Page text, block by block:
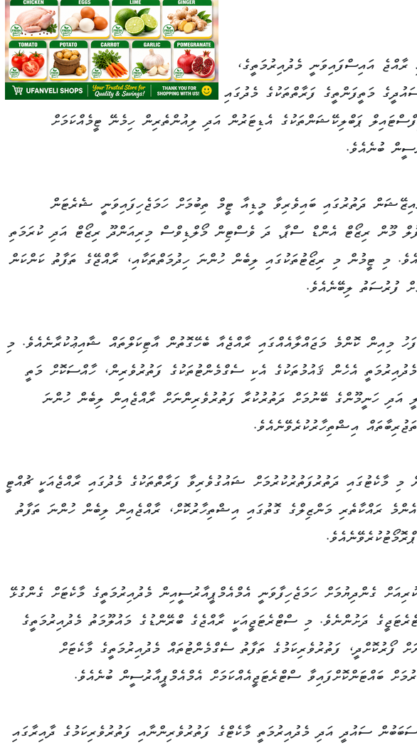
ރާއްޖެ އައިސްފައިވަނީ މެދުއިރުމަތީގެ،
މަތީފަންތީގެ ފަރާތްތަކުގެ މެދުގައި
ޕަބްލިކޭޝަންތަކުގެ އެޑިޓަރުން އަދި ލިއުންތެރިން ހިމެނޭ ޓީމެއްކަމަށް
ބުނެއެވެ.
ދަތުރުގައި ބައިވެރިވާ މީޑިއާ ޓީމް ތިބުމަށް ހަމަޖެހިފައިވަނީ ޝެރެޓަން
މޫން ރިޒޯޓް އެންޑް ސްޕާ, ދަ ވެސްޓިން މޯލްޑިވްސް މިރިއަންދޫ ރިޒޯޓް އަދި ކުރަމަތި
މި ޓީމުން މި ރިޒޯޓުތަކުގައި ލިބެން ހުންނަ ހިދުމަތްތަކާއި، ރާއްޖޭގެ ތަފާތު ކަންކަން
ފުރުސަތު ލިބޭނެއެވެ.
މިއިން ކޮންމެ މަޖައްލާއެއްގައި ރާއްޖެއާ ބެހޭގޮތުން އާޓިކަލްތައް ޝާއިޢުކުރާނެއެވެ. މި
އެހެން ޤައުމުތަކުގެ އެކި ސެގްމެންޓުތަކުގެ ފަތުރުވެރިން، ހާއްސަކޮށް މަތީ
އަދި ހަނީމޫންގެ ބޭނުމަށް ދަތުރުކުރާ ފަތުރުވެރިންނަށް ރާއްޖެއިން ލިބެން ހުންނަ
އިޝްތިހާރުކުރެވޭނެއެވެ.
މި މާކެޓުގައި ދަތުރުފަތުރުކުރުމަށް ޝައުގުވެރިވާ ފަރާތްތަކުގެ މެދުގައި ރާއްޖެއަކީ ޗުއްޓީ
ރައްކާތެރި މަންޒިލްގެ ގޮތުގައި އިޝްތިހާރުކޮށް، ރާއްޖެއިން ލިބެން ހުންނަ ތަފާތު
ގެންދިޔުމަށް ހަމަޖެހިފާވަނީ އެމްއެމްޕީއާރުސީއިން މެދުއިރުމަތީގެ މާކެޓަށް ގެންގުޅޭ
ދަށުންނެވެ. މި ސްޓްރެޓަޖީއަކީ ރާއްޖެގެ ބްރޭންޑުގެ މައުލޫމަތު މެދުއިރުމަތީގެ
ފޯރުކޮށްދީ، ފަތުރުވެރިކަމުގެ ތަފާތު ސެގްމެންޓުތައް މެދުއިރުމަތީގެ މާކެޓަށް
ބައްޓަންކޮށްފައިވާ ސްޓްރެޓަޖީއެއްކަމަށް އެމްއެމްޕީއާރުސީން ބުނެއެވެ.
ސައުދީ އަދި މެދުއިރުމަތީ މާކެޓްގެ ފަތުރުވެރިންނާއި ފަތުރުވެރިކަމުގެ ދާއިރާގައި